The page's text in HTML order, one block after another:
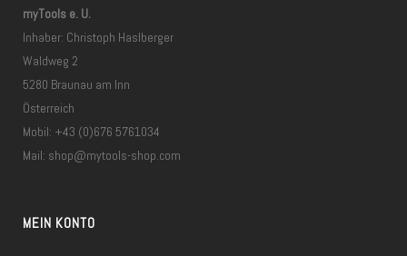
myTools e. U.
Inhaber: Christoph Haslberger
Waldweg 2
5280 Braunau am Inn
Österreich
Mobil: +43 (0)676 5761034
Mail: shop@mytools-shop.com
MEIN KONTO